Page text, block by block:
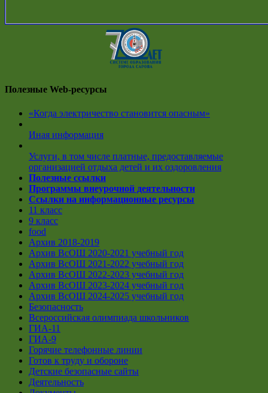
Полезные Web-ресурсы
«Когда электричество становится опасным»
Иная информация
Услуги, в том числе платные, предоставляемые
организацией отдыха детей и их оздоровления
Полезные ссылки
Программы внеурочной деятельности
Ссылки на информационные ресурсы
11 класс
9 класс
food
Архив 2018-2019
Архив ВсОШ 2020-2021 учебный год
Архив ВсОШ 2021-2022 учебный год
Архив ВсОШ 2022-2023 учебный год
Архив ВсОШ 2023-2024 учебный год
Архив ВсОШ 2024-2025 учебный год
Безопасность
Всероссийская олимпиада школьников
ГИА-11
ГИА-9
Горячие телефонные линии
Готов к труду и обороне
Детские безопасные сайты
Деятельность